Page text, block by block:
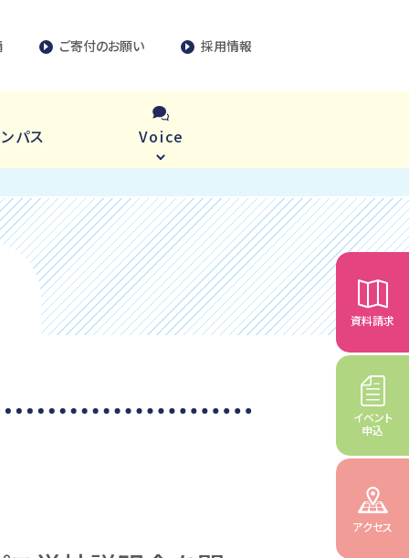
ご寄付のお願い 採用情報
パス Voice
資料請求
イベント
申込
アクセス